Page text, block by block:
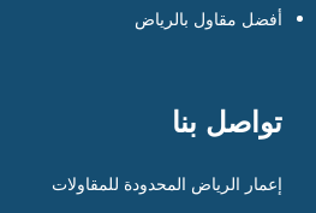
أفضل مقاول بالرياض
تواصل بنا
إعمار الرياض المحدودة للمقاولات